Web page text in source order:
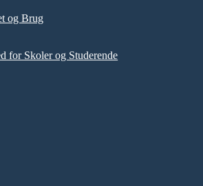
og Brug
for Skoler og Studerende